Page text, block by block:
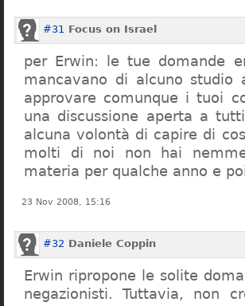
#31 Focus on Israel
per Erwin: le tue domande
mancavano di alcuno
approvare comunque i tuoi
una discussione aperta a
alcuna volontà di capire di
molti di noi non hai
materia per qualche anno e
23 Nov 2008, 15:16
#32 Daniele Coppin
Erwin ripropone le solite
negazionisti. Tuttavia, non